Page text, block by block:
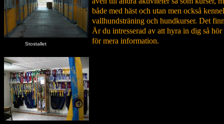
både med häst och utan men också
vallhundsträning och hundkurser. Det
Är du intresserad av att hyra in dig så
för mera information.
Stostallet